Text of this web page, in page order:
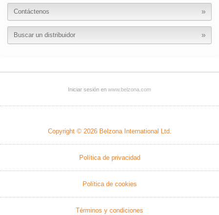
Contáctenos
Buscar un distribuidor
Iniciar sesión en www.belzona.com
Copyright © 2026 Belzona International Ltd.
Política de privacidad
Política de cookies
Términos y condiciones